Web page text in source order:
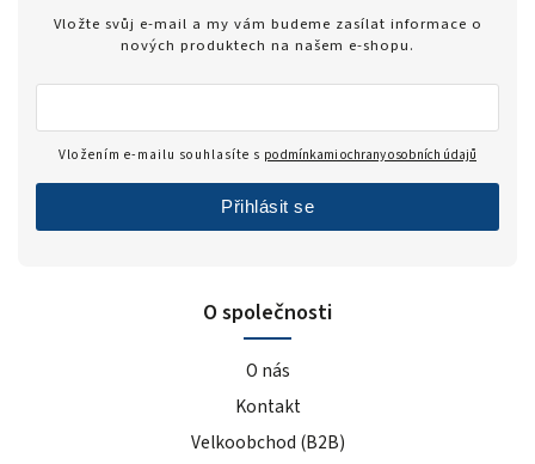
O společnosti
O nás
Kontakt
Velkoobchod (B2B)
Vložte svůj e-mail a my vám budeme zasílat informace o
nových produktech na našem e-shopu.
Vložením e-mailu souhlasíte s podmínkami ochrany osobních údajů
Přihlásit se